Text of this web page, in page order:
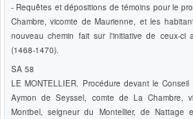
- Requêtes et dépositions de témoins pour le
Chambre, vicomte de Maurienne, et les
nouveau chemin fait sur l'initiative de ceux-
(1468-1470).
SA 58
LE MONTELLIER. Procédure devant le
Aymon de Seyssel, comte de La Chambre,
Montbel, seigneur du Montellier, de Nattage